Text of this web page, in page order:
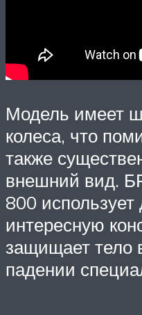
Модель имеет
колеса, что
также
внешний вид.
800 использует
интересную
защищает тело
падении